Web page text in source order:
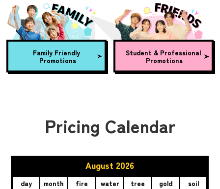
Family Friendly
Promotions
Student & Professional
Promotions
Pricing Calendar
August 2026
day month fire water tree gold soil